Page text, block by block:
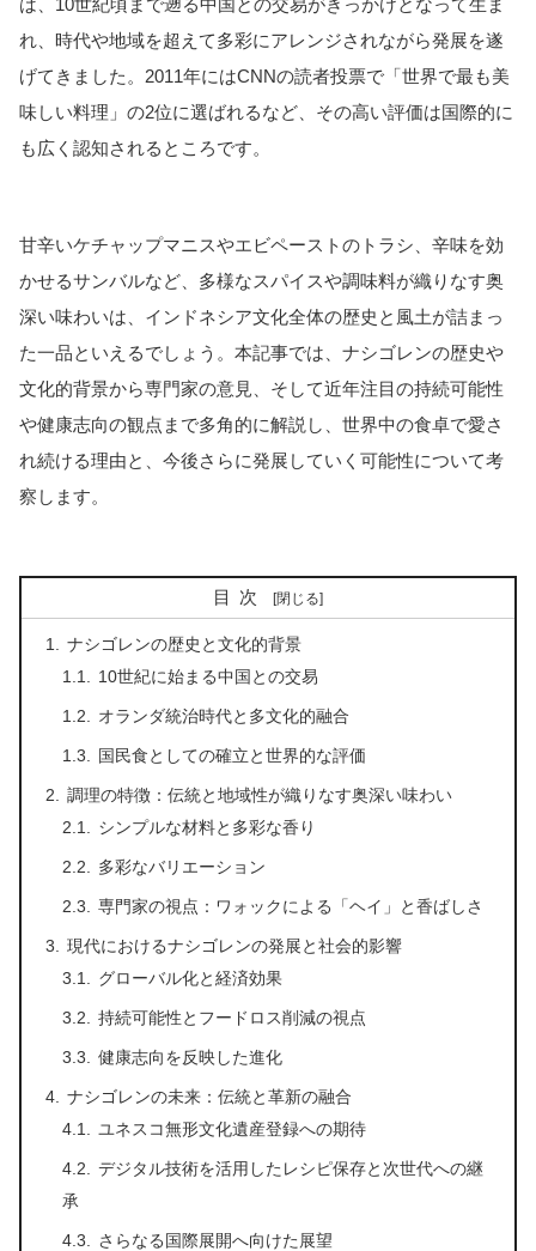
れ、時代や地域を超えて多彩にアレンジされながら発展を遂
げてきました。2011年にはCNNの読者投票で「世界で最も美
味しい料理」の2位に選ばれるなど、その高い評価は国際的に
も広く認知されるところです。
甘辛いケチャップマニスやエビペーストのトラシ、辛味を効
かせるサンバルなど、多様なスパイスや調味料が織りなす奥
深い味わいは、インドネシア文化全体の歴史と風土が詰まっ
た一品といえるでしょう。本記事では、ナシゴレンの歴史や
文化的背景から専門家の意見、そして近年注目の持続可能性
や健康志向の観点まで多角的に解説し、世界中の食卓で愛さ
れ続ける理由と、今後さらに発展していく可能性について考
察します。
目次
ナシゴレンの歴史と文化的背景
10世紀に始まる中国との交易
オランダ統治時代と多文化的融合
国民食としての確立と世界的な評価
調理の特徴：伝統と地域性が織りなす奥深い味わい
シンプルな材料と多彩な香り
多彩なバリエーション
専門家の視点：ワォックによる「ヘイ」と香ばしさ
現代におけるナシゴレンの発展と社会的影響
グローバル化と経済効果
持続可能性とフードロス削減の視点
健康志向を反映した進化
ナシゴレンの未来：伝統と革新の融合
ユネスコ無形文化遺産登録への期待
デジタル技術を活用したレシピ保存と次世代への継
承
さらなる国際展開へ向けた展望